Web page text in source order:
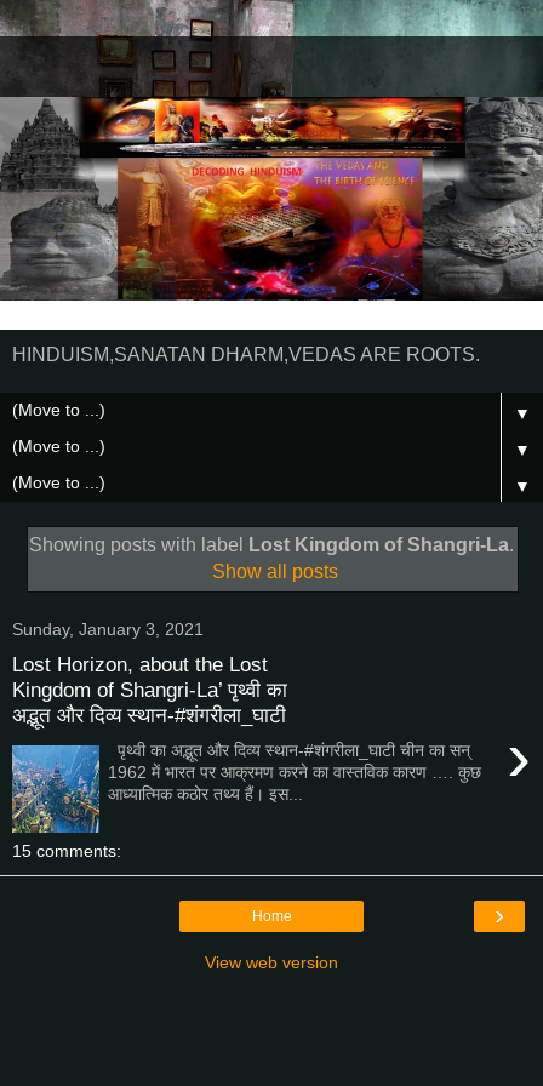
HINDUISM,SANATAN DHARM,VEDAS ARE ROOTS.
▼
▼
▼
Showing posts with label Lost Kingdom of Shangri-La.
Show all posts
Sunday, January 3, 2021
Lost Horizon, about the Lost
Kingdom of Shangri-La’ पृथ्वी का
अद्भूत और दिव्य स्थान-#शंगरीला_घाटी
›
पृथ्वी का अद्भूत और दिव्य स्थान-#शंगरीला_घाटी चीन का सन्
1962 में भारत पर आक्रमण करने का वास्तविक कारण …. कुछ
आध्यात्मिक कठोर तथ्य हैं। इस...
15 comments:
›
Home
View web version